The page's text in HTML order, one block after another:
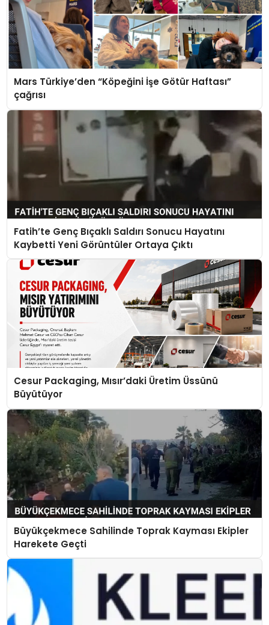
Mars Türkiye’den “Köpeğini İşe Götür Haftası”
çağrısı
Fatih’te Genç Bıçaklı Saldırı Sonucu Hayatını
Kaybetti Yeni Görüntüler Ortaya Çıktı
Cesur Packaging, Mısır’daki Üretim Üssünü
Büyütüyor
Büyükçekmece Sahilinde Toprak Kayması Ekipler
Harekete Geçti